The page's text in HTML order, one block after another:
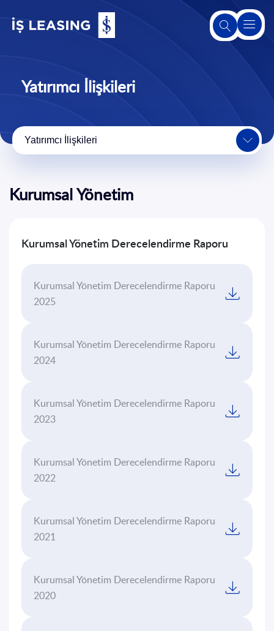
ve
2. El Satış
Sürdürülebilirlik
İletişim
Yatırımcı İlişkileri
Yatırımcı İlişkileri
Kurumsal Yönetim
Kurumsal Yönetim Derecelendirme Raporu
Kurumsal Yönetim Derecelendirme Raporu
2025
Kurumsal Yönetim Derecelendirme Raporu
2024
Kurumsal Yönetim Derecelendirme Raporu
2023
Kurumsal Yönetim Derecelendirme Raporu
2022
Kurumsal Yönetim Derecelendirme Raporu
2021
Kurumsal Yönetim Derecelendirme Raporu
2020